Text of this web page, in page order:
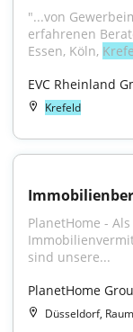
"...von
erfahrenen
Essen, Köln,
EVC Rheinland
Krefeld
PlanetHome -
sind unsere...
PlanetHome
Düsseldorf, Raum